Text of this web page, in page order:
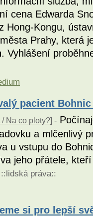
cena Edwarda
Hong-Kongu,
Prahy, která
Vyhlášení
pacient
Na co ploty?] -
a mlčenlivý
u vstupu do
jeho přátele,
::lidská práva::
si pro lepší